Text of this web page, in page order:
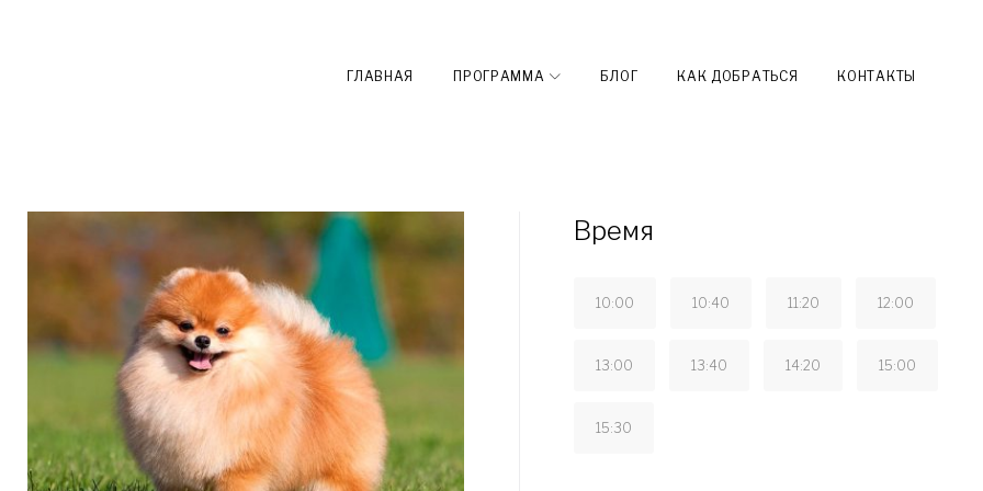
ГЛАВНАЯ ПРОГРАММА БЛОГ КАК ДОБРАТЬСЯ КОНТАКТЫ
Время
10:00 10:40 11:20 12:00
13:00 13:40 14:20 15:00
15:30